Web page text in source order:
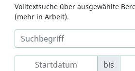
Volltextsuche über ausgewählte
(mehr in Arbeit).
bis